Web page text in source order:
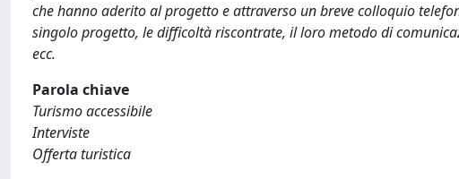
che hanno aderito al progetto e attraverso un breve colloquio
singolo progetto, le difficoltà riscontrate, il loro metodo di
ecc.
Parola chiave
Turismo accessibile
Interviste
Offerta turistica